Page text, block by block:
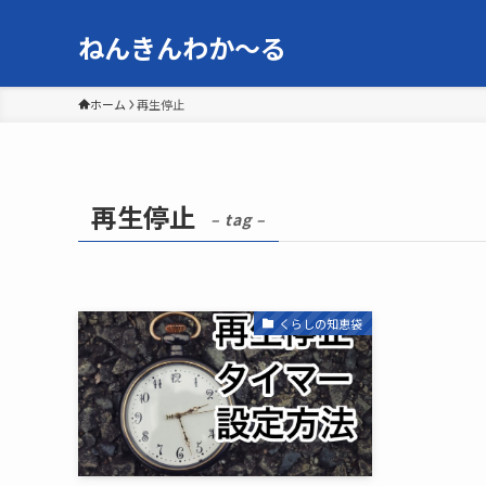
ねんきんわか〜る
ホーム 再生停止
再生停止 – tag –
くらしの知恵袋